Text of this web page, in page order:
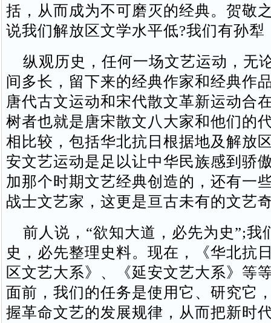
括，从而成为不可磨灭的经典。贺敬
说我们解放区文学水平低?我们有孙犁
纵观历史，任何一场文艺运动，无
间多长，留下来的经典作家和经典作
唐代古文运动和宋代散文革新运动合
树者也就是唐宋散文八大家和他们的
相比较，包括华北抗日根据地及解放
安文艺运动是足以让中华民族感到骄
加那个时期文艺经典创造的，还有一
战士文艺家，这更是亘古未有的文艺
前人说，“欲知大道，必先为史”;我
史，必先整理史料。现在，《华北抗
区文艺大系》、《延安文艺大系》等
面前，我们的任务是使用它、研究它
握革命文艺的发展规律，从而把新时